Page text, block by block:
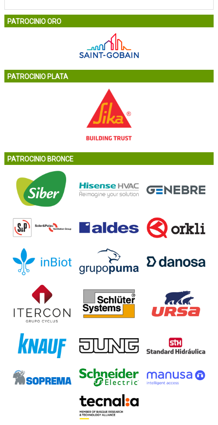
PATROCINIO ORO
PATROCINIO PLATA
PATROCINIO BRONCE